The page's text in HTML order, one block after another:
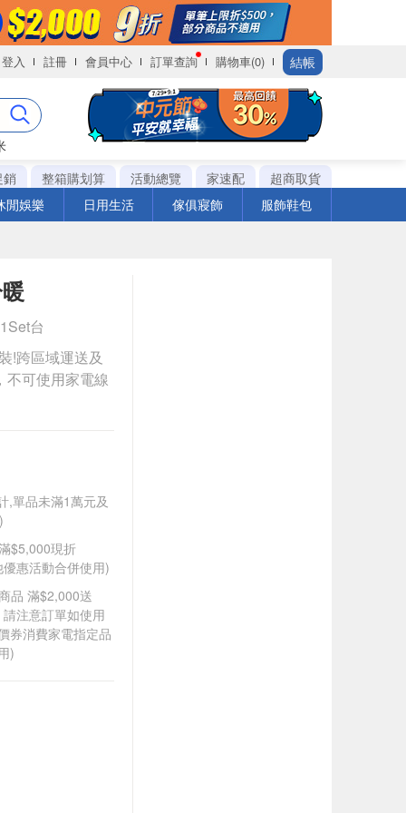
登入 註冊 會員中心 訂單查詢 購物車(0) 結帳
銷
整箱購划算 活動總覽 家速配
超商取貨
閒娛樂
日用生活 傢俱寢飾 服飾鞋包
台
!跨區域運送及
不可使用家電線
,單品未滿1萬元及
$5,000現折
惠活動合併使用)
品 滿$2,000送
注意訂單如使用
券消費家電指定品
)